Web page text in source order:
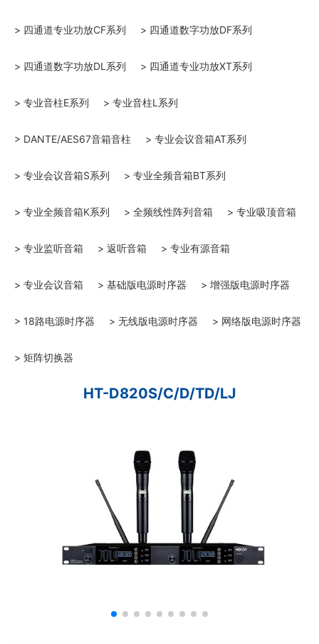
HT-D820S/C/D/TD/LJ
> 四通道专业功放CF系列 > 四通道数字功放DF系列
> 四通道数字功放DL系列 > 四通道专业功放XT系列
> 专业音柱E系列 > 专业音柱L系列
> DANTE/AES67音箱音柱 > 专业会议音箱AT系列
> 专业会议音箱S系列 > 专业全频音箱BT系列
> 专业全频音箱K系列 > 全频线性阵列音箱 > 专业吸顶音箱
> 专业监听音箱 > 返听音箱 > 专业有源音箱
> 专业会议音箱 > 基础版电源时序器 > 增强版电源时序器
> 18路电源时序器 > 无线版电源时序器 > 网络版电源时序器
> 矩阵切换器